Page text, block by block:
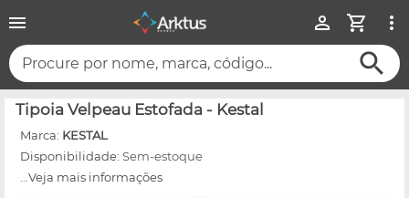
Procure por nome, marca, código...
Tipoia Velpeau Estofada - Kestal
Marca: KESTAL
Disponibilidade: Sem-estoque
...Veja mais informações